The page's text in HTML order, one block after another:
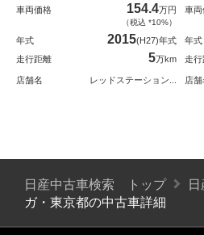
車両価格 154.4万円
（税込 *10%）
年式 2015(H27)年式
走行距離
5万km
店舗名 レッドステーション...
車両
年式
走行
店舗
日産中古車検索 トップ
ガ・東京都の中古車詳細